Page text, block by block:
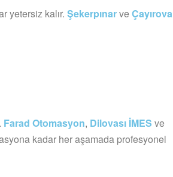
yetersiz kalır. ŞekerpınarveÇayırova
Farad Otomasyon, Dilovası İMES ve
kadar her aşamada profesyonel